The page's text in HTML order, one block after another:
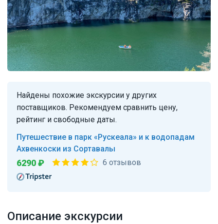
Описание экскурсии
Найдены похожие экскурсии у других
поставщиков. Рекомендуем сравнить цену,
рейтинг и свободные даты.
Путешествие в парк «Рускеала» и к водопадам
Ахвенкоски из Сортавалы
6290 ₽ 6 отзывов